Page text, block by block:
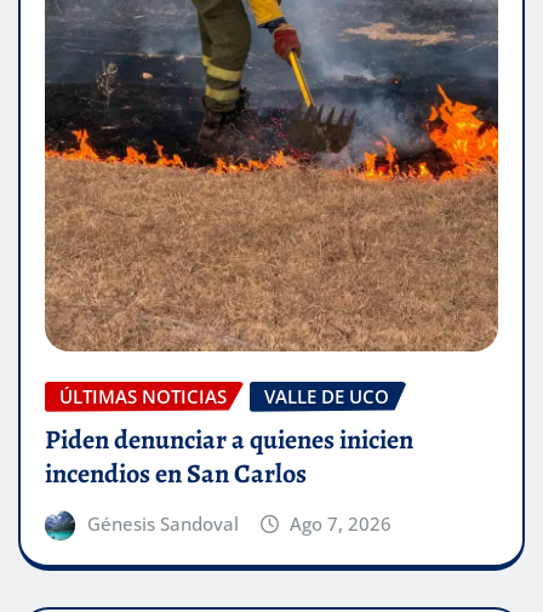
ÚLTIMAS NOTICIAS VALLE DE UCO
Piden denunciar a quienes inicien
incendios en San Carlos
Génesis Sandoval Ago 7, 2026